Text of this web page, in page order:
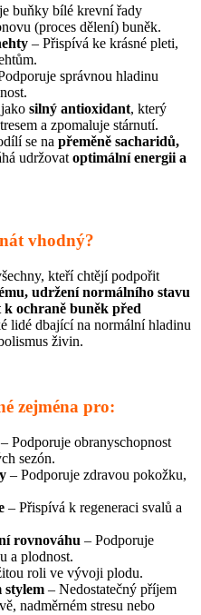
buňky bílé krevní řady
(proces dělení) buněk.
– Přispívá ke krásné pleti,
správnou hladinu
silný antioxidant, který
a zpomaluje stárnutí.
se na přeměně sacharidů,
udržovat optimální energii a
vhodný?
kteří chtějí podpořit
udržení normálního stavu
k ochraně buněk před
lidé dbající na normální hladinu
živin.
zejména pro:
– Podporuje obranyschopnost
sezón.
– Podporuje zdravou pokožku,
– Přispívá k regeneraci svalů a
rovnováhu – Podporuje
a plodnost.
roli ve vývoji plodu.
stylem – Nedostatečný příjem
nadměrném stresu nebo